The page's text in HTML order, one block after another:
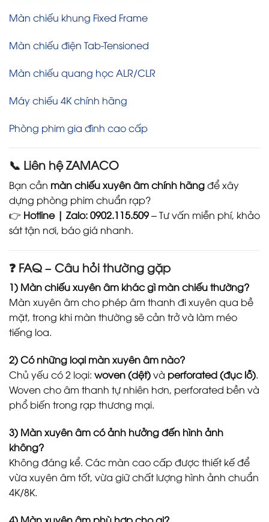
Màn chiếu khung Fixed Frame
Màn chiếu điện Tab-Tensioned
Màn chiếu quang học ALR/CLR
Máy chiếu 4K chính hãng
Phòng phim gia đình cao cấp
📞 Liên hệ ZAMACO
Bạn cần màn chiếu xuyên âm chính hãngđể xây
dựng phòng phim chuẩn rạp?
👉 Hotline | Zalo: 0902.115.509– Tư vấn miễn phí, khảo
sát tận nơi, báo giá nhanh.
❓ FAQ – Câu hỏi thường gặp
1) Màn chiếu xuyên âm khác gì màn chiếu thường?
Màn xuyên âm cho phép âm thanh đi xuyên qua bề
mặt, trong khi màn thường sẽ cản trở và làm méo
tiếng loa.
2) Có những loại màn xuyên âm nào?
Chủ yếu có 2 loại: woven (dệt)và perforated (đục lỗ).
Woven cho âm thanh tự nhiên hơn, perforated bền và
phổ biến trong rạp thương mại.
3) Màn xuyên âm có ảnh hưởng đến hình ảnh
không?
Không đáng kể. Các màn cao cấp được thiết kế để
vừa xuyên âm tốt, vừa giữ chất lượng hình ảnh chuẩn
4K/8K.